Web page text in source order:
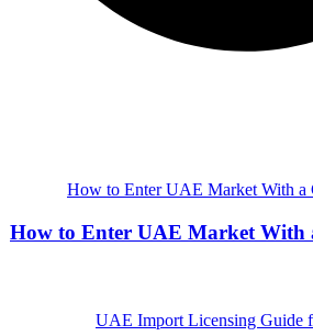
How to Enter UAE Market With